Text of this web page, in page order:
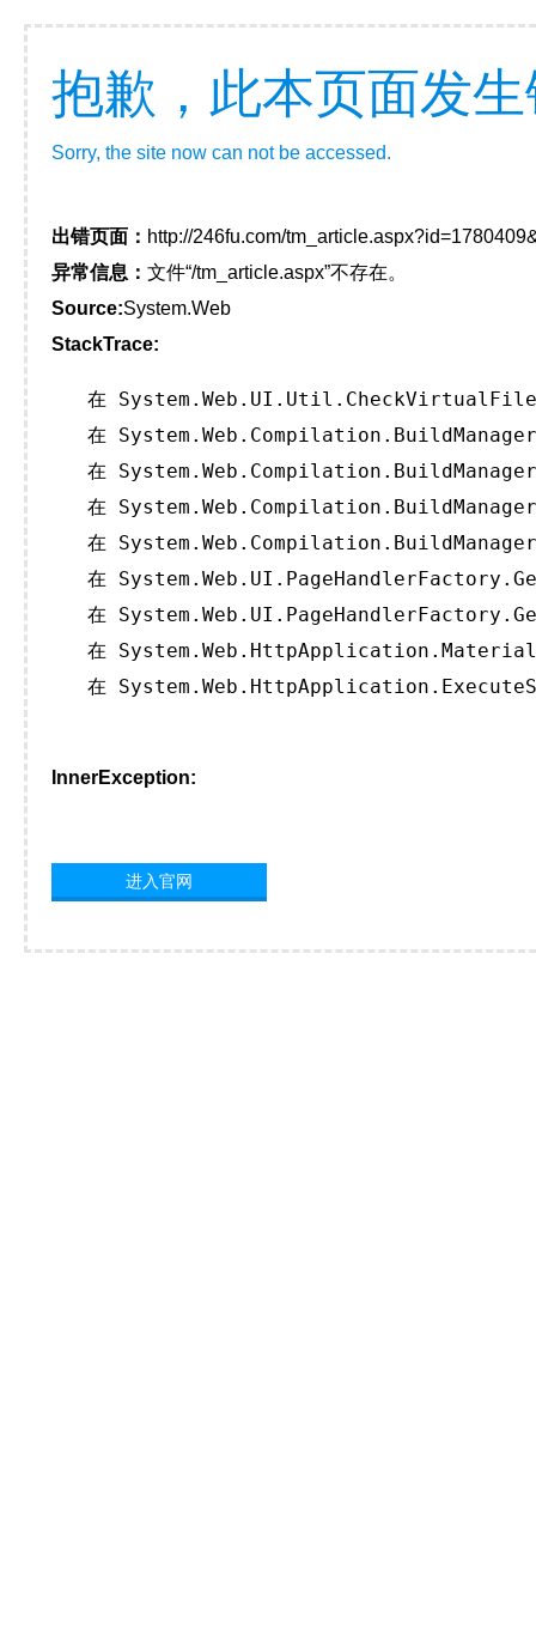
抱歉，此本页面发
Sorry, the site now can not be accessed.
出错页面： http://246fu.com/
异常信息： 文件“/tm_article.aspx”不存在。
Source:System.Web
StackTrace:
在
在
在
在
在
在
在
在
在
InnerException:
进入官网